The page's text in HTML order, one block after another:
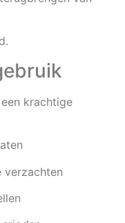
krachtige
verzachten